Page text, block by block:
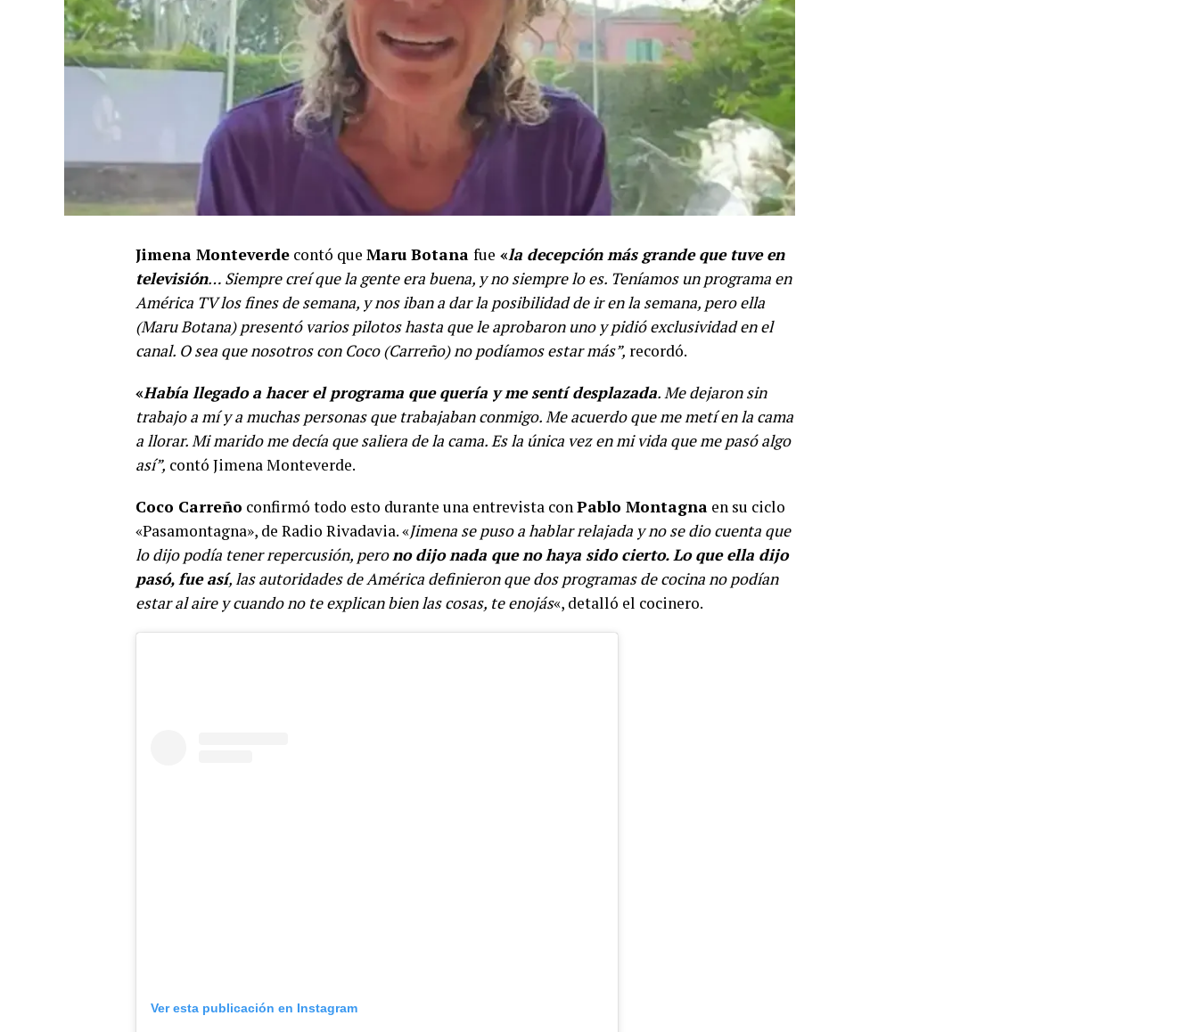
Jimena Monteverde contó que Maru Botana fue «la decepción más grande que tuve en
televisión… Siempre creí que la gente era buena, y no siempre lo es. Teníamos un programa en
América TV los fines de semana, y nos iban a dar la posibilidad de ir en la semana, pero ella
(Maru Botana) presentó varios pilotos hasta que le aprobaron uno y pidió exclusividad en el
canal. O sea que nosotros con Coco (Carreño) no podíamos estar más”, recordó.
«Había llegado a hacer el programa que quería y me sentí desplazada. Me dejaron sin
trabajo a mí y a muchas personas que trabajaban conmigo. Me acuerdo que me metí en la cama
a llorar. Mi marido me decía que saliera de la cama. Es la única vez en mi vida que me pasó algo
así”, contó Jimena Monteverde.
Coco Carreño confirmó todo esto durante una entrevista conPablo Montagna en su ciclo
«Pasamontagna», de Radio Rivadavia. «Jimena se puso a hablar relajada y no se dio cuenta que
lo dijo podía tener repercusión, perono dijo nada que no haya sido cierto. Lo que ella dijo
pasó, fue así, las autoridades de América definieron que dos programas de cocina no podían
estar al aire y cuando no te explican bien las cosas, te enojás«, detalló el cocinero.
Ver esta publicación en Instagram